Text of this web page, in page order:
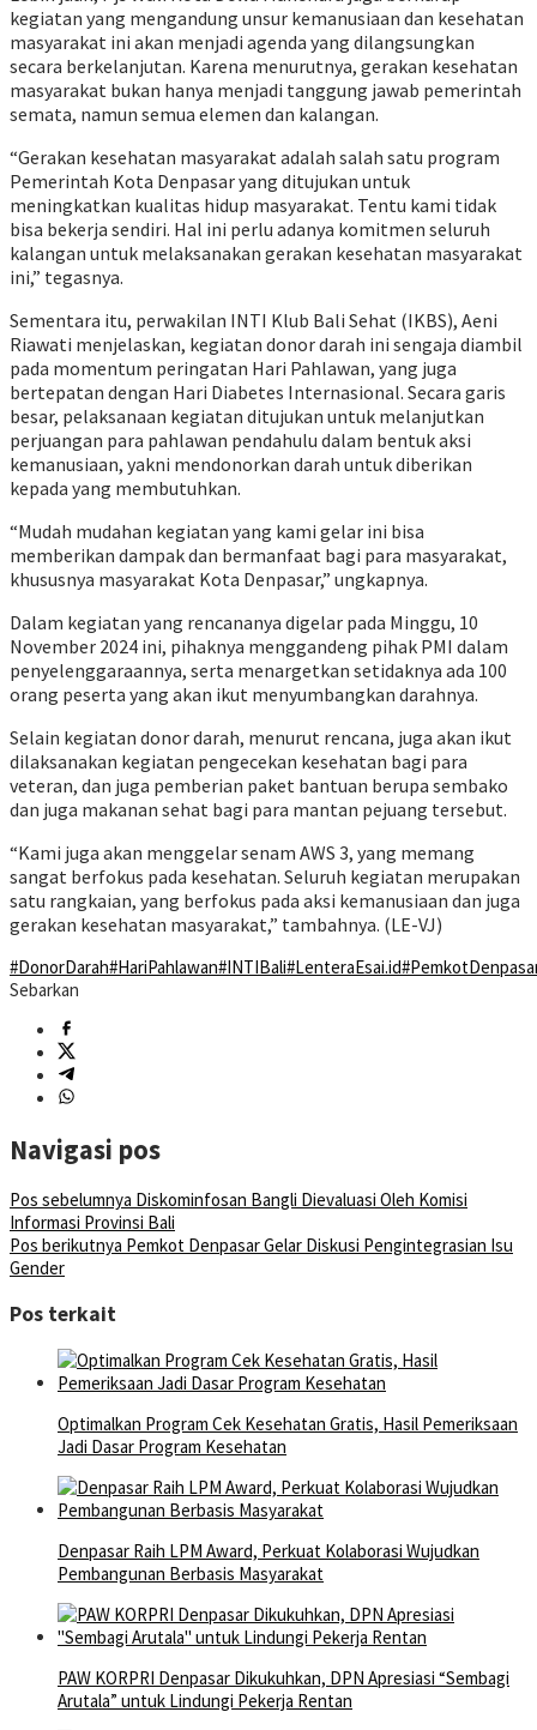
kegiatan yang mengandung unsur kemanusiaan dan kesehatan
masyarakat ini akan menjadi agenda yang dilangsungkan
secara berkelanjutan. Karena menurutnya, gerakan kesehatan
masyarakat bukan hanya menjadi tanggung jawab pemerintah
semata, namun semua elemen dan kalangan.
“Gerakan kesehatan masyarakat adalah salah satu program
Pemerintah Kota Denpasar yang ditujukan untuk
meningkatkan kualitas hidup masyarakat. Tentu kami tidak
bisa bekerja sendiri. Hal ini perlu adanya komitmen seluruh
kalangan untuk melaksanakan gerakan kesehatan masyarakat
ini,” tegasnya.
Sementara itu, perwakilan INTI Klub Bali Sehat (IKBS), Aeni
Riawati menjelaskan, kegiatan donor darah ini sengaja diambil
pada momentum peringatan Hari Pahlawan, yang juga
bertepatan dengan Hari Diabetes Internasional. Secara garis
besar, pelaksanaan kegiatan ditujukan untuk melanjutkan
perjuangan para pahlawan pendahulu dalam bentuk aksi
kemanusiaan, yakni mendonorkan darah untuk diberikan
kepada yang membutuhkan.
“Mudah mudahan kegiatan yang kami gelar ini bisa
memberikan dampak dan bermanfaat bagi para masyarakat,
khususnya masyarakat Kota Denpasar,” ungkapnya.
Dalam kegiatan yang rencananya digelar pada Minggu, 10
November 2024 ini, pihaknya menggandeng pihak PMI dalam
penyelenggaraannya, serta menargetkan setidaknya ada 100
orang peserta yang akan ikut menyumbangkan darahnya.
Selain kegiatan donor darah, menurut rencana, juga akan ikut
dilaksanakan kegiatan pengecekan kesehatan bagi para
veteran, dan juga pemberian paket bantuan berupa sembako
dan juga makanan sehat bagi para mantan pejuang tersebut.
“Kami juga akan menggelar senam AWS 3, yang memang
sangat berfokus pada kesehatan. Seluruh kegiatan merupakan
satu rangkaian, yang berfokus pada aksi kemanusiaan dan juga
gerakan kesehatan masyarakat,” tambahnya. (LE-VJ)
#DonorDarah#HariPahlawan#INTIBali#LenteraEsai.id
Sebarkan
Navigasi pos
Pos sebelumnya Diskominfosan Bangli Dievaluasi Oleh Komisi
Informasi Provinsi Bali
Pos berikutnya Pemkot Denpasar Gelar Diskusi Pengintegrasian Isu
Gender
Pos terkait
Optimalkan Program Cek Kesehatan Gratis, Hasil Pemeriksaan
Jadi Dasar Program Kesehatan
Denpasar Raih LPM Award, Perkuat Kolaborasi Wujudkan
Pembangunan Berbasis Masyarakat
PAW KORPRI Denpasar Dikukuhkan, DPN Apresiasi “Sembagi
Arutala” untuk Lindungi Pekerja Rentan